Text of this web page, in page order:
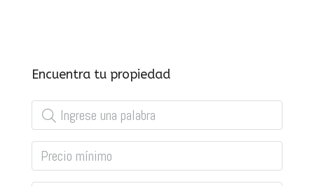
Encuentra tu propiedad